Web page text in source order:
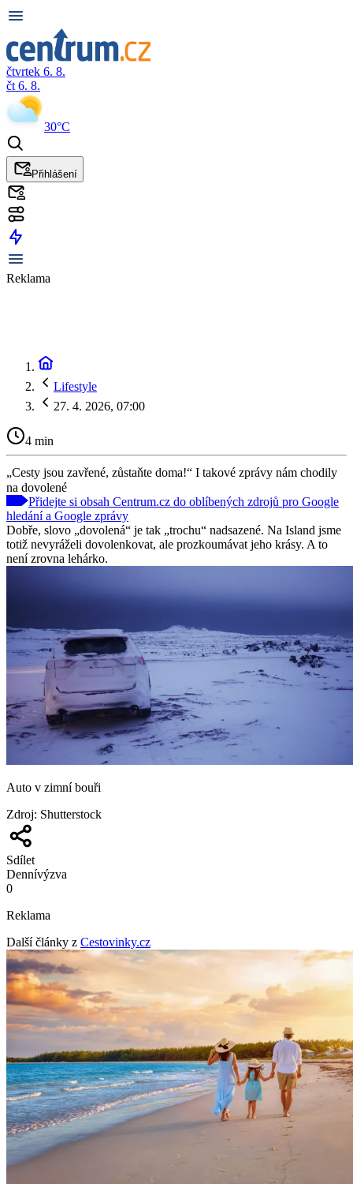
čtvrtek 6. 8.
čt 6. 8.
30°C
Přihlášení
Reklama
Lifestyle
27. 4. 2026, 07:00
4 min
„Cesty jsou zavřené, zůstaňte doma!“ I takové zprávy nám chodily
na dovolené
Přidejte si obsah Centrum.cz do oblíbených zdrojů pro Google
hledání a Google zprávy
Dobře, slovo „dovolená“ je tak „trochu“ nadsazené. Na Island jsme
totiž nevyráželi dovolenkovat, ale prozkoumávat jeho krásy. A to
není zrovna lehárko.
Auto v zimní bouři
Zdroj: Shutterstock
Sdílet
Dennívýzva
0
Reklama
Další články z Cestovinky.cz